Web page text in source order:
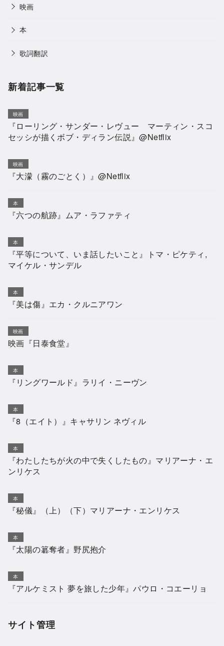
映画
本
歌詞翻訳
新着記事一覧
映画
『ローリング・サンダー・レヴュー マーティン・スコ
セッシが描くボブ・ディラン伝説』@Netflix
映画
『大濛（霧のごとく）』@Netflix
本
『六つの航跡』ムア・ラファティ
本
『平等について、いま話したいこと』トマ・ピケティ,
マイケル・サンデル
本
『美は傷』エカ・クルニアワン
映画
映画『日泰食堂』
本
『リングワールド』ラリイ・ニーヴン
本
『8（エイト）』キャサリン ネヴィル
本
『わたしたちが火の中で失くしたもの』マリアーナ・エ
ンリケス
本
『秘儀』（上）（下）マリアーナ・エンリケス
本
『太陽の簒奪者』野尻抱介
本
『アルケミスト 夢を旅した少年』パウロ・コエーリョ
サイト管理